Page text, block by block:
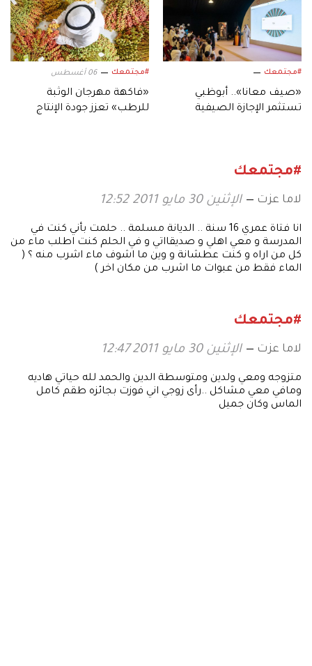
#مجتمعك
«صيف معانا».. أبوظبي
تستثمر الإجازة الصيفية
#مجتمعك 06 أغسطس
«فاكهة مهرجان الوثبة
للرطب» تعزز جودة الإنتاج
#مجتمعك
لاما عزت الإثنين 30 مايو 2011 12:52
انا فتاة عمري 16 سنة .. الديانة مسلمة .. حلمت بأني كنت في
المدرسة و معي اهلي و صديقااتي و في الحلم كنت اطلب ماء من
كل من اراه و كنت عطشانة و وين ما اشوف ماء اشرب منه ؟ (
الماء فقط من عبوات ما اشرب من مكان اخر )
#مجتمعك
لاما عزت الإثنين 30 مايو 2011 12:47
متزوجه ومعي ولدين ومتوسطة الدين والحمد لله حياتي هاديه
ومافي معي مشاكل ..رأى زوجي اني فوزت بجائزه طقم كامل
الماس وكان جميل